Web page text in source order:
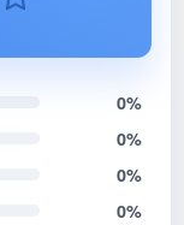
0%
0%
0%
0%